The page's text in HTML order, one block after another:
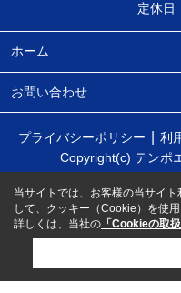
定休日
ホーム
お問い合わせ
プライバシーポリシー 利
Copyright(c) テンポ
当サイトでは、お客様の当サイ
して、クッキー（Cookie）を使用
詳しくは、当社の 「Cookieの取